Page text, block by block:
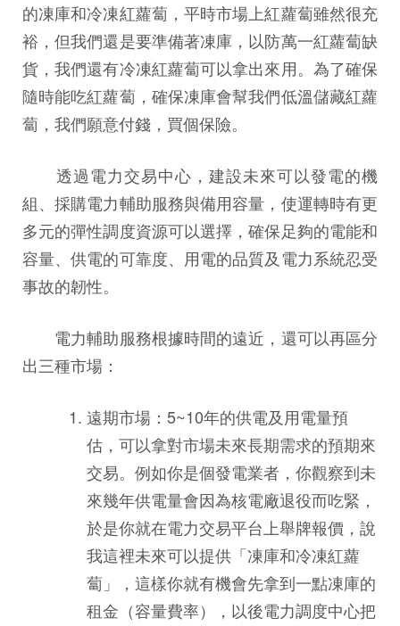
的凍庫和冷凍紅蘿蔔，平時市場上紅蘿蔔雖然很充
裕，但我們還是要準備著凍庫，以防萬一紅蘿蔔缺
貨，我們還有冷凍紅蘿蔔可以拿出來用。為了確保
隨時能吃紅蘿蔔，確保凍庫會幫我們低溫儲藏紅蘿
蔔，我們願意付錢，買個保險。
透過電力交易中心，建設未來可以發電的機
組、採購電力輔助服務與備用容量，使運轉時有更
多元的彈性調度資源可以選擇，確保足夠的電能和
容量、供電的可靠度、用電的品質及電力系統忍受
事故的韌性。
電力輔助服務根據時間的遠近，還可以再區分
出三種市場：
遠期市場：5~10年的供電及用電量預
估，可以拿對市場未來長期需求的預期來
交易。例如你是個發電業者，你觀察到未
來幾年供電量會因為核電廠退役而吃緊，
於是你就在電力交易平台上舉牌報價，說
我這裡未來可以提供「凍庫和冷凍紅蘿
蔔」，這樣你就有機會先拿到一點凍庫的
租金（容量費率），以後電力調度中心把